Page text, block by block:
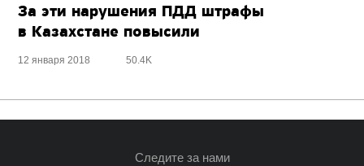
За эти нарушения ПДД штрафы
в Казахстане повысили
12 января 2018 50.4K
Следите за нами